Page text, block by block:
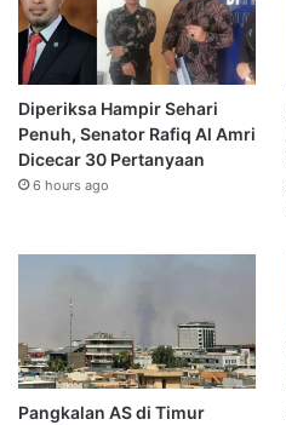
Diperiksa Hampir Sehari
Penuh, Senator Rafiq Al Amri
Dicecar 30 Pertanyaan
6 hours ago
Pangkalan AS di Timur